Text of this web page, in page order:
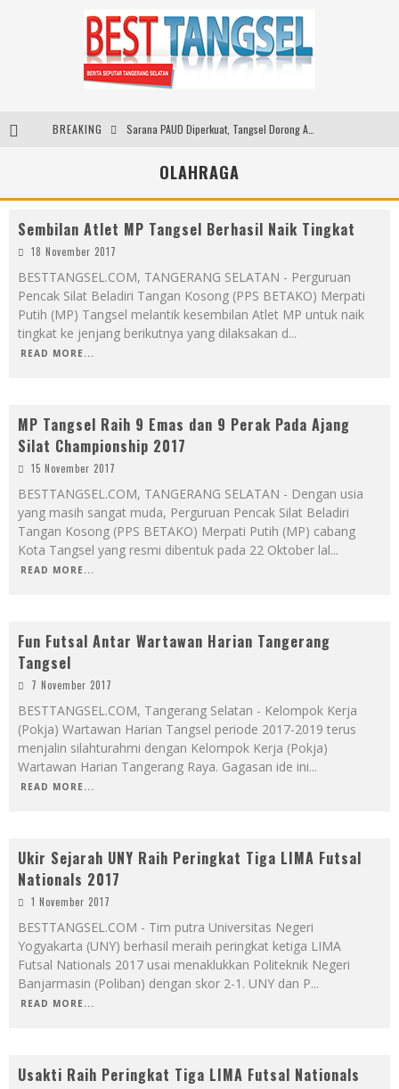
BREAKING Sarana PAUD Diperkuat, Tangsel Dorong Angka Partisipasi Sekolah Terus Meningkat
SMARTFREN Luncurkan Unlimited 5G Tanpa Batas di Semarang, Dukung Kebutuhan Digital Masyarakat
ARYADUTA Lippo Village Ajak Keluarga Rayakan HAN 2026 Lewat Family Photo Walk Bersama Kanca Kids dan Boylagi
OLAHRAGA
Sembilan Atlet MP Tangsel Berhasil Naik Tingkat
18 November 2017
BESTTANGSEL.COM, TANGERANG SELATAN - Perguruan
Pencak Silat Beladiri Tangan Kosong (PPS BETAKO) Merpati
Putih (MP) Tangsel melantik kesembilan Atlet MP untuk naik
tingkat ke jenjang berikutnya yang dilaksakan d...
READ MORE...
MP Tangsel Raih 9 Emas dan 9 Perak Pada Ajang
Silat Championship 2017
15 November 2017
BESTTANGSEL.COM, TANGERANG SELATAN - Dengan usia
yang masih sangat muda, Perguruan Pencak Silat Beladiri
Tangan Kosong (PPS BETAKO) Merpati Putih (MP) cabang
Kota Tangsel yang resmi dibentuk pada 22 Oktober lal...
READ MORE...
Fun Futsal Antar Wartawan Harian Tangerang
Tangsel
7 November 2017
BESTTANGSEL.COM, Tangerang Selatan - Kelompok Kerja
(Pokja) Wartawan Harian Tangsel periode 2017-2019 terus
menjalin silahturahmi dengan Kelompok Kerja (Pokja)
Wartawan Harian Tangerang Raya. Gagasan ide ini...
READ MORE...
Ukir Sejarah UNY Raih Peringkat Tiga LIMA Futsal
Nationals 2017
1 November 2017
BESTTANGSEL.COM - Tim putra Universitas Negeri
Yogyakarta (UNY) berhasil meraih peringkat ketiga LIMA
Futsal Nationals 2017 usai menaklukkan Politeknik Negeri
Banjarmasin (Poliban) dengan skor 2-1. UNY dan P...
READ MORE...
Usakti Raih Peringkat Tiga LIMA Futsal Nationals